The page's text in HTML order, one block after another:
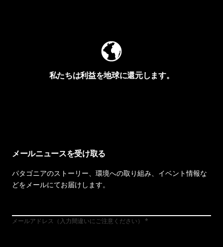
私たちは利益を地球に還元します。
メールニュースを受け取る
パタゴニアのストーリー、環境への取り組み、イベント情報な
どをメールにてお届けします。
メールアドレス（入力間違いにご注意ください）